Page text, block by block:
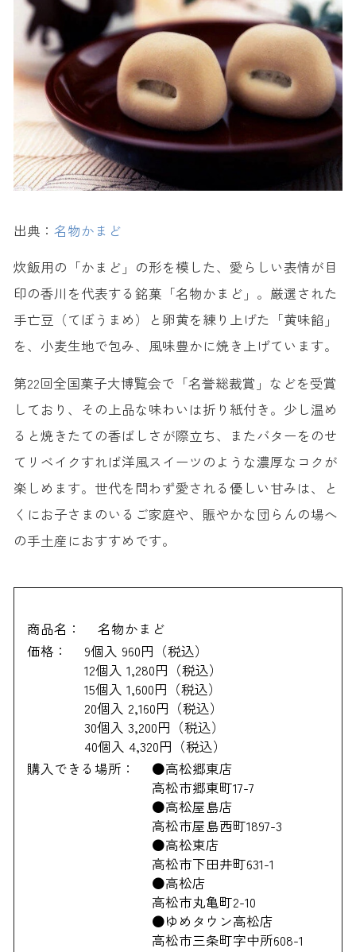
出典： 名物かまど
炊飯用の「かまど」の形を模した、愛らしい表情が目
印の香川を代表する銘菓「名物かまど」。厳選された
手亡豆（てぼうまめ）と卵黄を練り上げた「黄味餡」
を、小麦生地で包み、風味豊かに焼き上げています。
第22回全国菓子大博覧会で「名誉総裁賞」などを受賞
しており、その上品な味わいは折り紙付き。少し温め
ると焼きたての香ばしさが際立ち、またバターをのせ
てリベイクすれば洋風スイーツのような濃厚なコクが
楽しめます。世代を問わず愛される優しい甘みは、と
くにお子さまのいるご家庭や、賑やかな団らんの場へ
の手土産におすすめです。
商品名：
名物かまど
価格：
9個入 960円（税込）
12個入 1,280円（税込）
15個入 1,600円（税込）
20個入 2,160円（税込）
30個入 3,200円（税込）
40個入 4,320円（税込）
購入できる場所：
●高松郷東店
高松市郷東町17-7
●高松屋島店
高松市屋島西町1897-3
●高松東店
高松市下田井町631-1
●高松店
高松市丸亀町2-10
●ゆめタウン高松店
高松市三条町字中所608-1